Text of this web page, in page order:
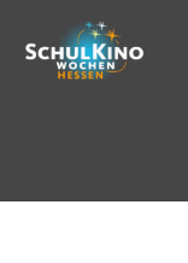
Inhalt
springen